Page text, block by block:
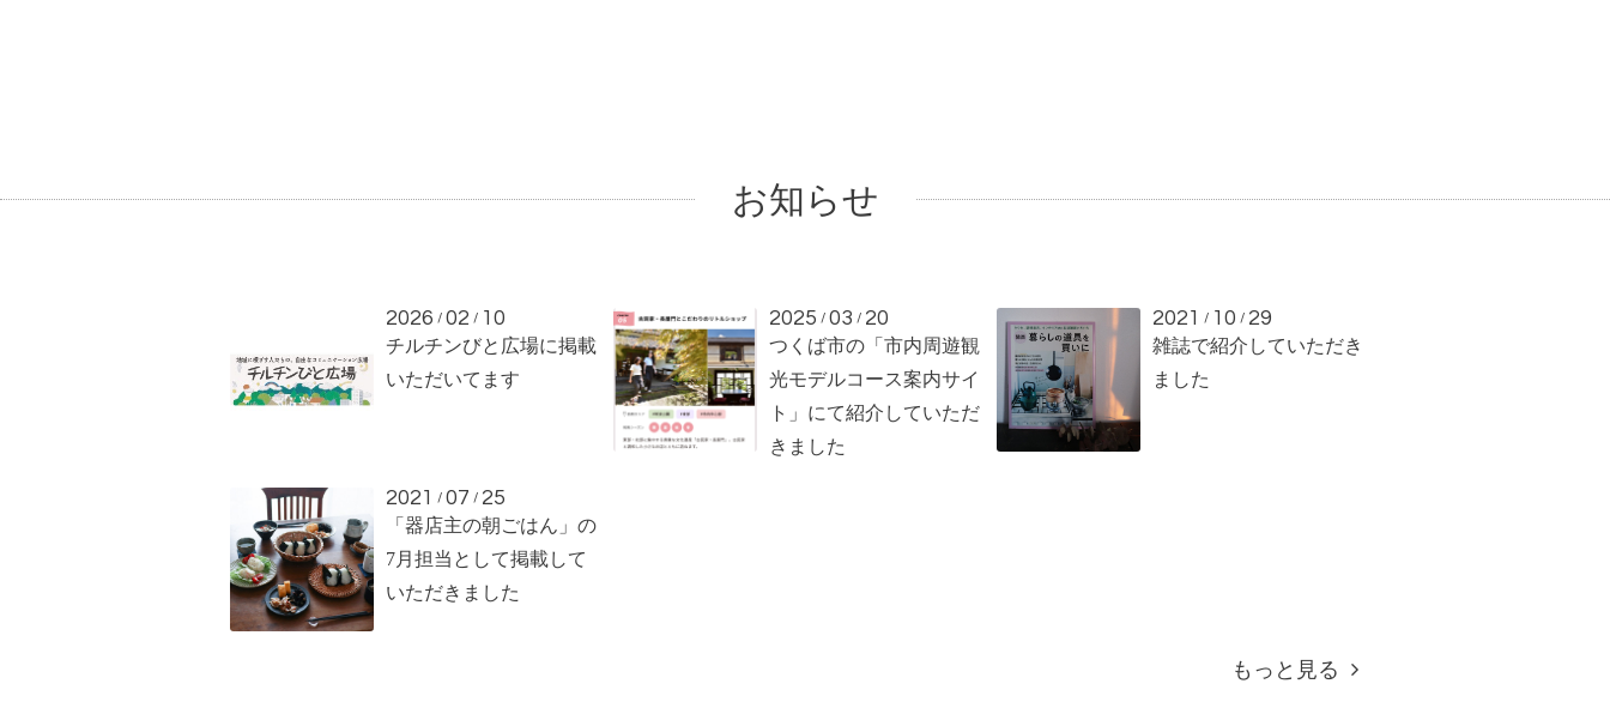
お知らせ
2026 / 02 / 10
チルチンびと広場に掲載
いただいてます
2025 / 03 / 20
つくば市の「市内周遊観
光モデルコース案内サイ
ト」にて紹介していただ
きました
2021 / 10 / 29
雑誌で紹介していただき
ました
2021 / 07 / 25
「器店主の朝ごはん」の
7月担当として掲載して
いただきました
もっと見る